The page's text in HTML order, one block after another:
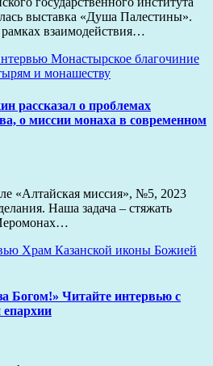
выставка «Душа Палестины».
взаимодействия…
Монастырское благочиние
и монашеству
рассказал о проблемах
о миссии монаха в современном
«Алтайская миссия», №5, 2023
Наша задача – стяжать
Храм Казанской иконы Божией
Богом!» Читайте интервью с
епархии